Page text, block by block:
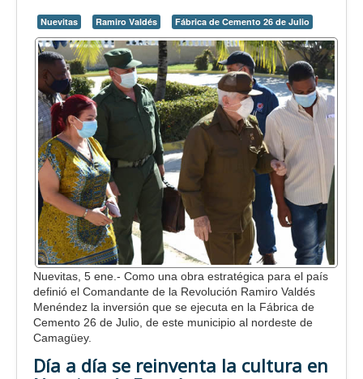
Nuevitas Ramiro Valdés Fábrica de Cemento 26 de Julio
Nuevitas, 5 ene.- Como una obra estratégica para el país
definió el Comandante de la Revolución Ramiro Valdés
Menéndez la inversión que se ejecuta en la Fábrica de
Cemento 26 de Julio, de este municipio al nordeste de
Camagüey.
Día a día se reinventa la cultura en